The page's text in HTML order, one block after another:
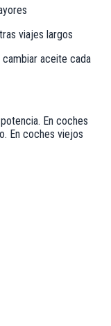
viajes largos
aceite cada
En coches
En coches viejos